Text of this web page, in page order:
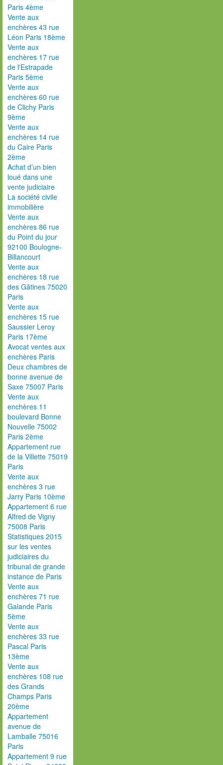
Paris 4ème
Vente aux
enchères 43 rue
Léon Paris 18ème
Vente aux
enchères 17 rue
de l'Estrapade
Paris 5ème
Vente aux
enchères 60 rue
de Clichy Paris
9ème
Vente aux
enchères 14 rue
du Caire Paris
2ème
Achat d’un bien
loué dans une
vente judiciaire
La société civile
immobilière
Vente aux
enchères 86 rue
du Point du jour
92100 Boulogne-
Billancourt
Vente aux
enchères 18 rue
des Gâtines 75020
Paris
Vente aux
enchères 15 rue
Saussier Leroy
Paris 17ème
Avocat ventes aux
enchères Paris
Deux chambres de
bonne avenue de
Saxe 75007 Paris
Vente aux
enchères 11
boulevard Bonne
Nouvelle 75002
Paris 2ème
Appartement rue
de la Villette 75019
Paris
Vente aux
enchères 3 rue
Jarry Paris 10ème
Appartement 6 rue
Alfred de Vigny
75008 Paris
Statistiques 2015
sur les ventes
judiciaires du
tribunal de grande
instance de Paris
Vente aux
enchères 71 rue
Galande Paris
5ème
Vente aux
enchères 33 rue
Pascal Paris
13ème
Vente aux
enchères 108 rue
des Grands
Champs Paris
20ème
Appartement
avenue de
Lamballe 75016
Paris
Appartement 9 rue